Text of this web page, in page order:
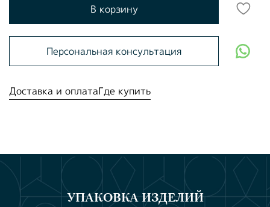
В корзину
Персональная консультация
Доставка и оплатаГде купить
УПАКОВКА ИЗДЕЛИЙ